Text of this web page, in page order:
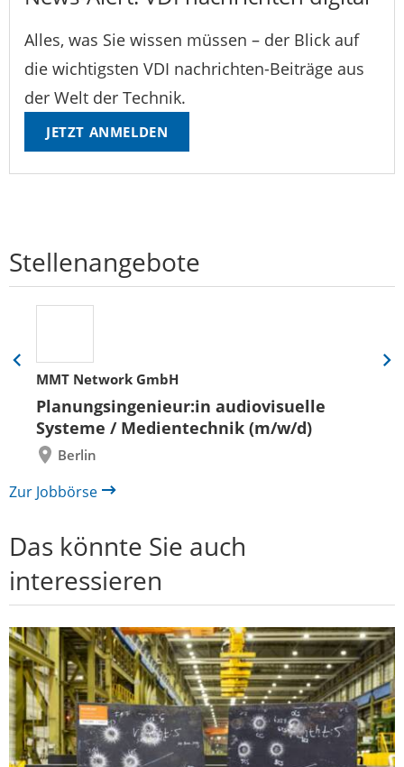
Alles, was Sie wissen müssen – der Blick auf
die wichtigsten VDI nachrichten-Beiträge aus
der Welt der Technik.
JETZT ANMELDEN
Stellenangebote
MMT Network GmbH
Planungsingenieur:in audiovisuelle
Systeme / Medientechnik (m/w/d)
Berlin
Eine
Folie
zurück
Eine
Zur Jobbörse
Das könnte Sie auch
interessieren